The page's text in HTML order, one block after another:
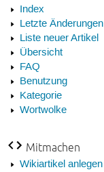
Index
Letzte Änderungen
Liste neuer Artikel
Übersicht
FAQ
Benutzung
Kategorie
Wortwolke
Mitmachen
Wikiartikel anlegen